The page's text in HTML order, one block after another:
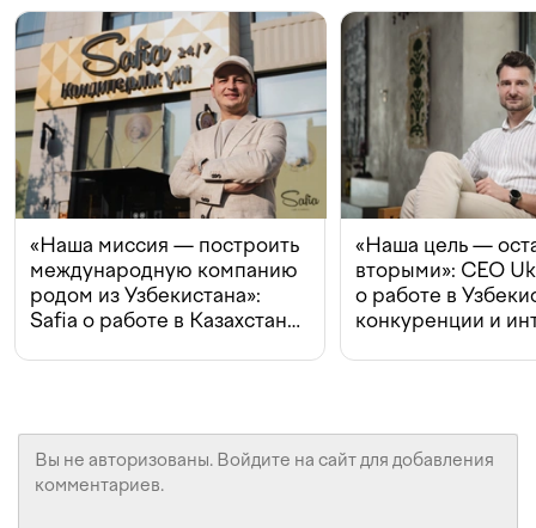
«Наша миссия — построить
международную компанию
родом из Узбекистана»:
Safia о работе в Казахстане,
«Наша цель —
вторыми»: CEO
о работе в
конкуренции и